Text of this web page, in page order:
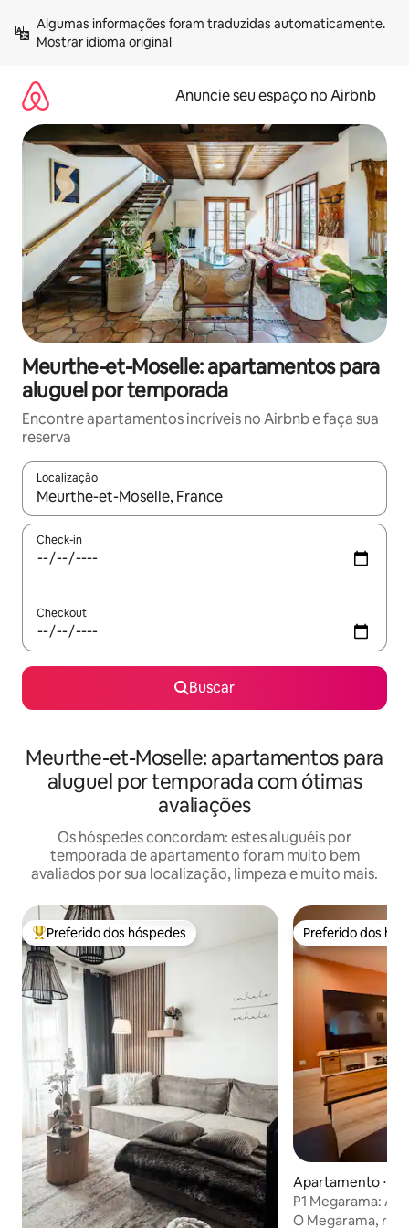
para
Mostrar idioma original
Anuncie seu espaço no Airbnb
Meurthe-et-Moselle: apartamentos para
aluguel por temporada
Encontre apartamentos incríveis no Airbnb e faça sua
reserva
Localização
Quando os resultados estiverem disponíveis, explore-os
Check-in
Checkout
Buscar
Meurthe-et-Moselle: apartamentos para
aluguel por temporada com ótimas
avaliações
Os hóspedes concordam: estes aluguéis por
temporada de apartamento foram muito bem
avaliados por sua localização, limpeza e muito mais.
Entre os melhores preferidos dos hóspedes
Preferido dos hóspedes Preferido dos
Preferido dos
Apartamento ⋅
P1 Megarama:
jacuzzi, perto da
O Megarama,